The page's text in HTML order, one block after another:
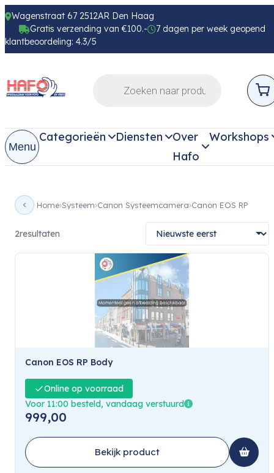
Wagenstraat 67 2512AR Den Haag
Gratis verzending van €100.-
7 dagen per week geopend
klantbeoordeling: 4.3/5
Menu
Categorieën Diensten
Over
Hafo
Workshops
Home Systeem Canon Systeemcamera Canon EOS RP
2resultaten
Canon EOS RP Body
Online op voorraad
Voor 11:00 besteld, vandaag verstuurd
999,00
Bekijk product